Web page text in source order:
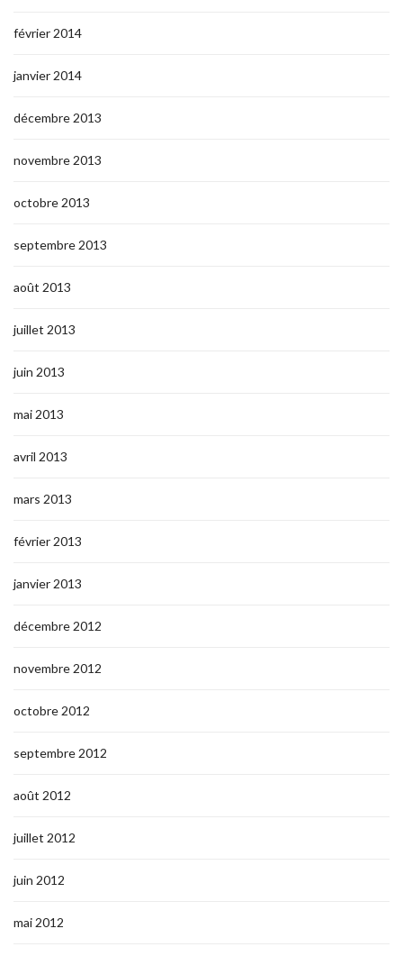
février 2014
janvier 2014
décembre 2013
novembre 2013
octobre 2013
septembre 2013
août 2013
juillet 2013
juin 2013
mai 2013
avril 2013
mars 2013
février 2013
janvier 2013
décembre 2012
novembre 2012
octobre 2012
septembre 2012
août 2012
juillet 2012
juin 2012
mai 2012